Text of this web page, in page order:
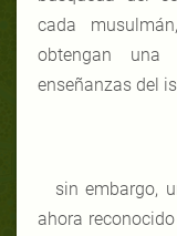
cada
obtengan
enseñanzas del
sin embargo,
ahora